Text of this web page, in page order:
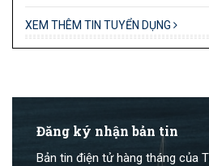
XEM THÊM TIN TUYỂN DỤNG
Đăng ký nhận bản tin
Bản tin điện tử hàng tháng của